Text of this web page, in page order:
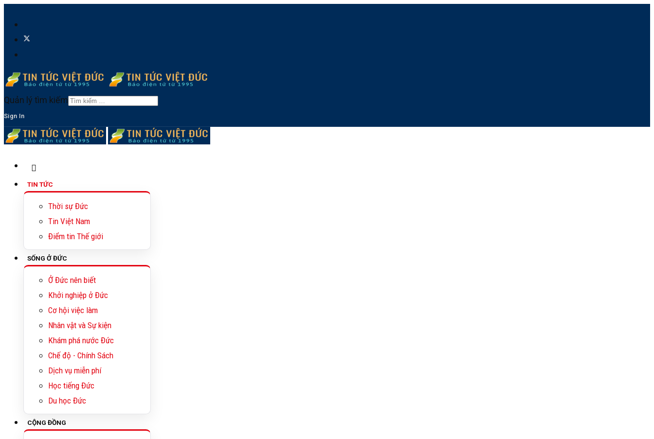
Quản lý tìm kiếm
Sign In
TIN TỨC
Thời sự Đức
Tin Việt Nam
Điểm tin Thế giới
SỐNG Ở ĐỨC
Ở Đức nên biết
Khởi nghiệp ở Đức
Cơ hội việc làm
Nhân vật và Sự kiện
Khám phá nước Đức
Chế độ - Chính Sách
Dịch vụ miễn phí
Học tiếng Đức
Du học Đức
CỘNG ĐỒNG